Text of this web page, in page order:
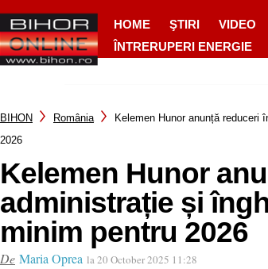
HOME ŞTIRI VIDEO
ÎNTRERUPERI ENERGIE
BIHON România
Kelemen Hunor anunță reduceri
2026
Kelemen Hunor
administrație și
minim pentru 2026
De Maria Oprea la 20 October 2025 11:28